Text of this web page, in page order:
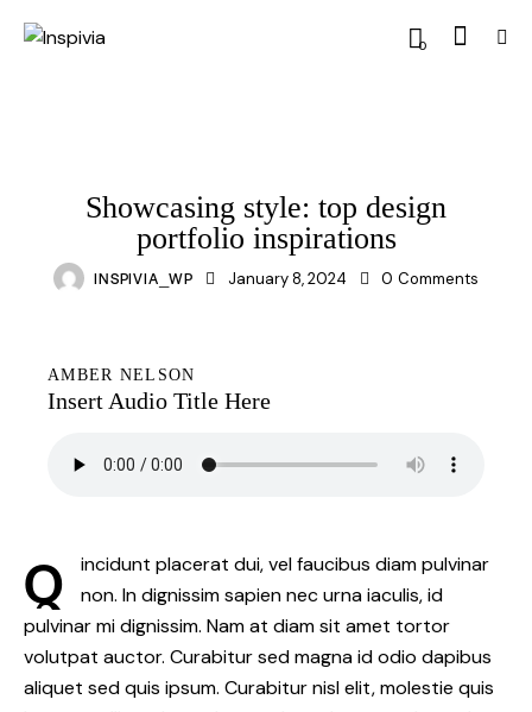
0
Showcasing style: top design
portfolio inspirations
INSPIVIA_WP January 8, 2024 0 Comments
AMBER NELSON
Insert Audio Title Here
Q
incidunt placerat dui, vel faucibus diam pulvinar
non. In dignissim sapien nec urna iaculis, id
pulvinar mi dignissim. Nam at diam sit amet tortor
volutpat auctor. Curabitur sed magna id odio dapibus
aliquet sed quis ipsum. Curabitur nisl elit, molestie quis